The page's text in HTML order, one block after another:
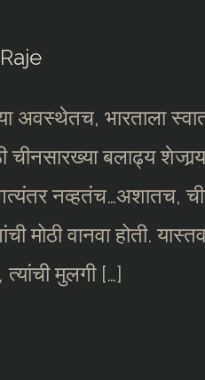
अवस्थेतच, भारताला
बलाढ्य
गत्यंतर नव्हतंच…अशातच,
मोठी वानवा होती.
मुलगी […]